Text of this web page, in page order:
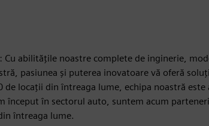
Cu abilitățile noastre complete de inginerie,
pasiunea și puterea inovatoare vă oferă
locații din întreaga lume, echipa noastră
început în sectorul auto, suntem acum
întreaga lume.